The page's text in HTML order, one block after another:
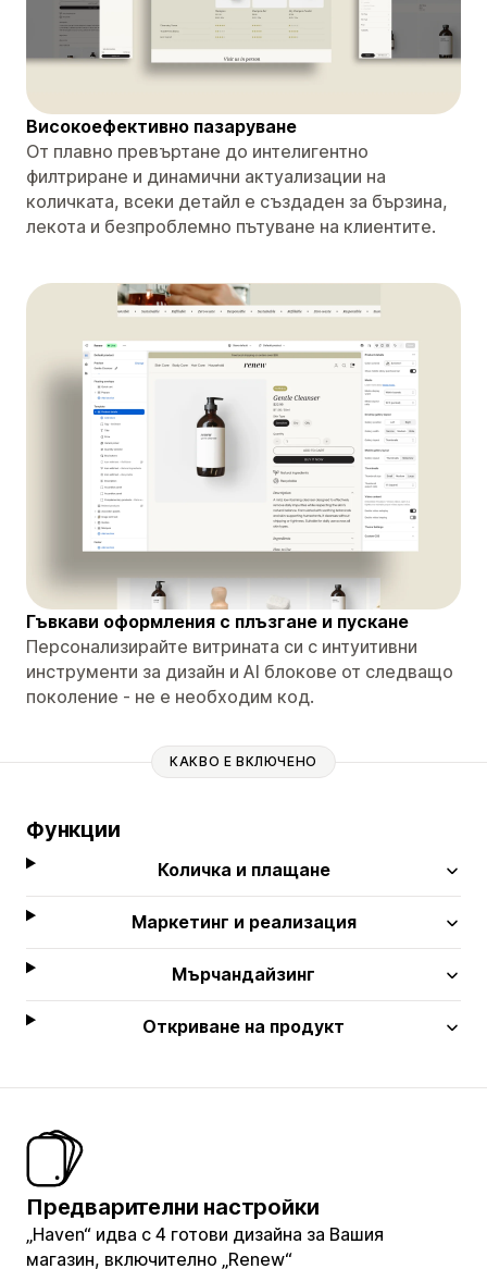
Високоефективно пазаруване
От плавно превъртане до интелигентно
филтриране и динамични актуализации на
количката, всеки детайл е създаден за бързина,
лекота и безпроблемно пътуване на клиентите.
Гъвкави оформления с плъзгане и пускане
Персонализирайте витрината си с интуитивни
инструменти за дизайн и AI блокове от следващо
поколение - не е необходим код.
КАКВО Е ВКЛЮЧЕНО
Функции
Количка и плащане
Маркетинг и реализация
Мърчандайзинг
Откриване на продукт
Предварителни настройки
„Haven“ идва с 4 готови дизайна за Вашия
магазин, включително „Renew“